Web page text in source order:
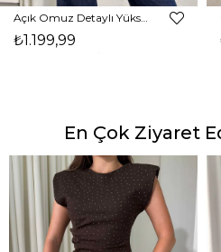
₺1.199,99
En Çok Ziyaret